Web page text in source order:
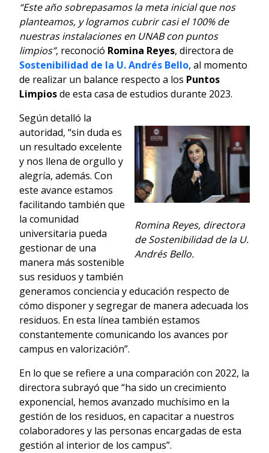
“Este año sobrepasamos la meta inicial que nos
planteamos, y logramos cubrir casi el 100% de
nuestras instalaciones en UNAB con puntos
limpios”, reconoció Romina Reyes, directora de
Sostenibilidad de la U. Andrés Bello, al momento
de realizar un balance respecto a los Puntos
Limpiosde esta casa de estudios durante 2023.
Romina Reyes, directora
de Sostenibilidad de la U.
Andrés Bello.
Según detalló la
autoridad, “sin duda es
un resultado excelente
y nos llena de orgullo y
alegría, además. Con
este avance estamos
facilitando también que
la comunidad
universitaria pueda
gestionar de una
manera más sostenible
sus residuos y también
generamos conciencia y educación respecto de
cómo disponer y segregar de manera adecuada los
residuos. En esta línea también estamos
constantemente comunicando los avances por
campus en valorización”.
En lo que se refiere a una comparación con 2022, la
directora subrayó que “ha sido un crecimiento
exponencial, hemos avanzado muchísimo en la
gestión de los residuos, en capacitar a nuestros
colaboradores y las personas encargadas de esta
gestión al interior de los campus”.